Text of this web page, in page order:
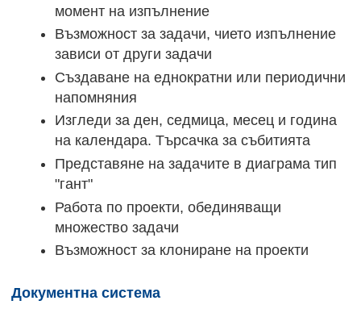
момент на изпълнение
Възможност за задачи, чието изпълнение
зависи от други задачи
Създаване на еднократни или периодични
напомняния
Изгледи за ден, седмица, месец и година
на календара. Търсачка за събитията
Представяне на задачите в диаграма тип
"гант"
Работа по проекти, обединяващи
множество задачи
Възможност за клониране на проекти
Документна система